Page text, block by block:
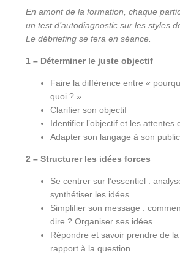
En amont de la formation, chaque
un test d’autodiagnostic sur les styles
Le débriefing se fera en séance.
1 – Déterminer le juste objectif
Faire la différence entre «
quoi ? »
Clarifier son objectif
Identifier l’objectif et les attentes
Adapter son langage à son public
2 – Structurer les idées forces
Se centrer sur l’essentiel :
synthétiser les idées
Simplifier son message :
dire ? Organiser ses idées
Répondre et savoir prendre de
rapport à la question